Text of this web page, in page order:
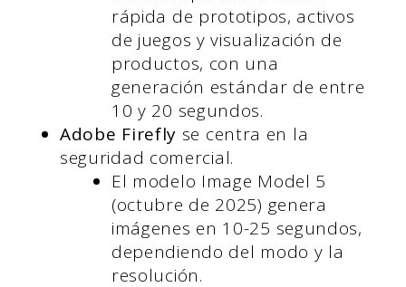
rápida de prototipos, activos
de juegos y visualización de
productos, con una
generación estándar de entre
10 y 20 segundos.
Adobe Firefly se centra en la
seguridad comercial.
El modelo Image Model 5
(octubre de 2025) genera
imágenes en 10-25 segundos,
dependiendo del modo y la
resolución.